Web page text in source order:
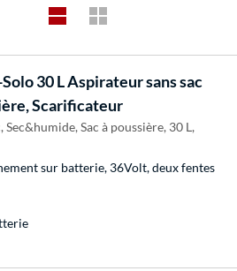
30 L Aspirateur sans sac
Scarificateur
Sac à poussière, 30 L,
sur batterie, 36Volt, deux fentes